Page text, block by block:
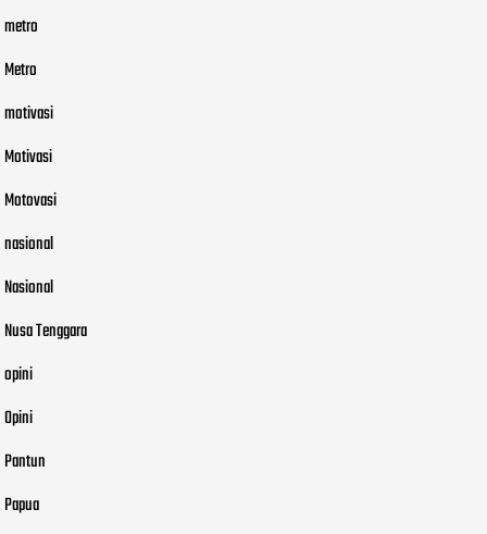
metro
Metro
motivasi
Motivasi
Motovasi
nasional
Nasional
Nusa Tenggara
opini
Opini
Pantun
Papua